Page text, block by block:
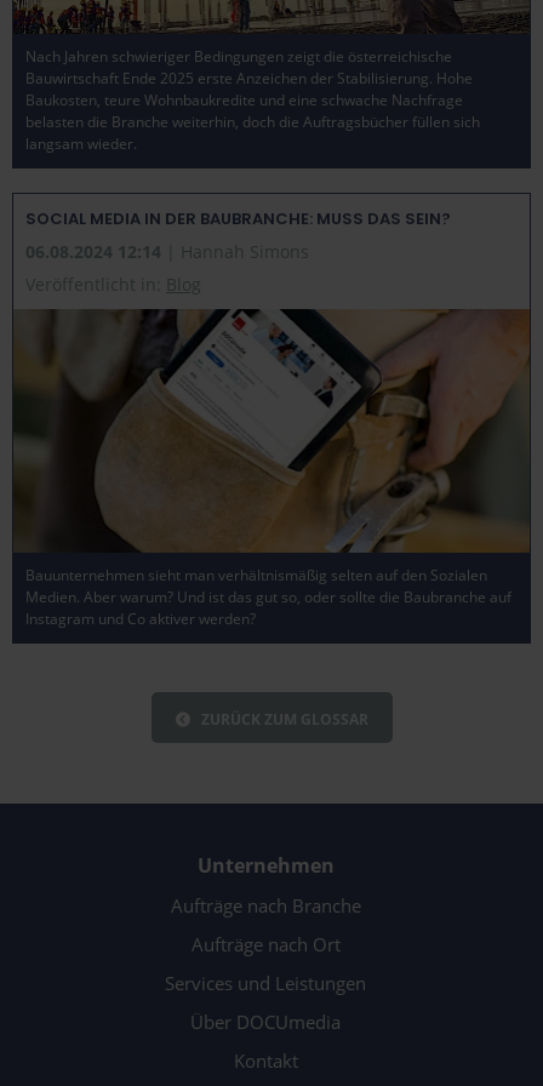
Datenschutzerklärungund imImpressum.
Nach Jahren schwieriger Bedingungen zeigt die österreichische
Bauwirtschaft Ende 2025 erste Anzeichen der Stabilisierung. Hohe
Baukosten, teure Wohnbaukredite und eine schwache Nachfrage
belasten die Branche weiterhin, doch die Auftragsbücher füllen sich
langsam wieder.
SOCIAL MEDIA IN DER BAUBRANCHE: MUSS DAS SEIN?
06.08.2024 12:14
| Hannah Simons
Veröffentlicht in:
Blog
Bauunternehmen sieht man verhältnismäßig selten auf den Sozialen
Medien. Aber warum? Und ist das gut so, oder sollte die Baubranche auf
Instagram und Co aktiver werden?
ZURÜCK ZUM GLOSSAR
Unternehmen
Aufträge nach Branche
Aufträge nach Ort
Services und Leistungen
Über DOCUmedia
Kontakt